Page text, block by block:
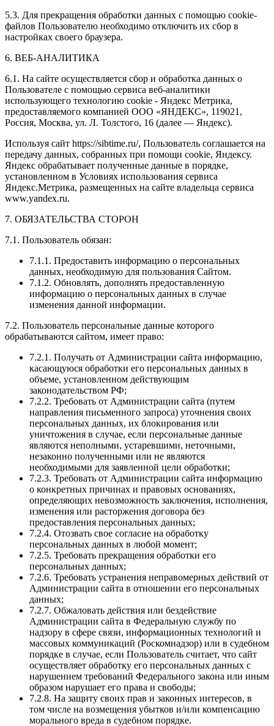
5.3. Для прекращения обработки данных с помощью cookie-
файлов Пользователю необходимо отключить их сбор в
настройках своего браузера.
6. ВЕБ-АНАЛИТИКА
6.1. На сайте осуществляется сбор и обработка данных о
Пользователе с помощью сервиса веб-аналитики
использующего технологию cookie - Яндекс Метрика,
предоставляемого компанией ООО «ЯНДЕКС», 119021,
Россия, Москва, ул. Л. Толстого, 16 (далее — Яндекс).
Используя сайт https://sibtime.ru/, Пользователь соглашается на
передачу данных, собранных при помощи cookie, Яндексу.
Яндекс обрабатывает полученные данные в порядке,
установленном в Условиях использования сервиса
Яндекс.Метрика, размещенных на сайте владельца сервиса
www.yandex.ru.
7. ОБЯЗАТЕЛЬСТВА СТОРОН
7.1. Пользователь обязан:
7.1.1. Предоставить информацию о персональных
данных, необходимую для пользования Сайтом.
7.1.2. Обновлять, дополнять предоставленную
информацию о персональных данных в случае
изменения данной информации.
7.2. Пользователь персональные данные которого
обрабатываются сайтом, имеет право:
7.2.1. Получать от Администрации сайта информацию,
касающуюся обработки его персональных данных в
объеме, установленном действующим
законодательством РФ;
7.2.2. Требовать от Администрации сайта (путем
направления письменного запроса) уточнения своих
персональных данных, их блокирования или
уничтожения в случае, если персональные данные
являются неполными, устаревшими, неточными,
незаконно полученными или не являются
необходимыми для заявленной цели обработки;
7.2.3. Требовать от Администрации сайта информацию
о конкретных причинах и правовых основаниях,
определяющих невозможность заключения, исполнения,
изменения или расторжения договора без
предоставления персональных данных;
7.2.4. Отозвать свое согласие на обработку
персональных данных в любой момент;
7.2.5. Требовать прекращения обработки его
персональных данных;
7.2.6. Требовать устранения неправомерных действий от
Администрации сайта в отношении его персональных
данных;
7.2.7. Обжаловать действия или бездействие
Администрации сайта в Федеральную службу по
надзору в сфере связи, информационных технологий и
массовых коммуникаций (Роскомнадзор) или в судебном
порядке в случае, если Пользователь считает, что сайт
осуществляет обработку его персональных данных с
нарушением требований Федерального закона или иным
образом нарушает его права и свободы;
7.2.8. На защиту своих прав и законных интересов, в
том числе на возмещения убытков и/или компенсацию
морального вреда в судебном порядке.